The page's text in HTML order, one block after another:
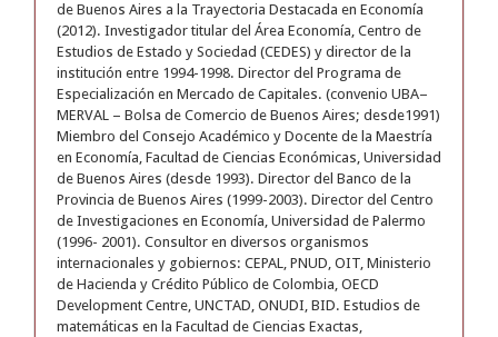
de Buenos Aires a la Trayectoria Destacada en Economía
(2012). Investigador titular del Área Economía, Centro de
Estudios de Estado y Sociedad (CEDES) y director de la
institución entre 1994-1998. Director del Programa de
Especialización en Mercado de Capitales. (convenio UBA–
MERVAL – Bolsa de Comercio de Buenos Aires; desde1991)
Miembro del Consejo Académico y Docente de la Maestría
en Economía, Facultad de Ciencias Económicas, Universidad
de Buenos Aires (desde 1993). Director del Banco de la
Provincia de Buenos Aires (1999-2003). Director del Centro
de Investigaciones en Economía, Universidad de Palermo
(1996- 2001). Consultor en diversos organismos
internacionales y gobiernos: CEPAL, PNUD, OIT, Ministerio
de Hacienda y Crédito Público de Colombia, OECD
Development Centre, UNCTAD, ONUDI, BID. Estudios de
matemáticas en la Facultad de Ciencias Exactas,